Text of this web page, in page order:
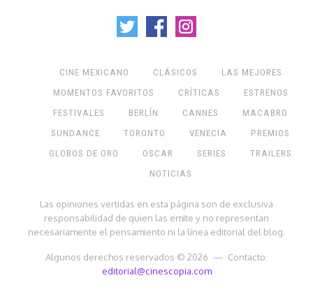
CINE MEXICANO CLÁSICOS
LAS MEJORES
MOMENTOS FAVORITOS
CRÍTICAS
ESTRENOS
FESTIVALES
BERLÍN CANNES
MACABRO
SUNDANCE
TORONTO VENECIA
PREMIOS
GLOBOS DE ORO
OSCAR SERIES
TRAILERS
NOTICIAS
Las opiniones vertidas en esta página son de exclusiva
responsabilidad de quien las emite y no representan
necesariamente el pensamiento ni la línea editorial del blog.
Algunos derechos reservados © 2026 — Contacto:
editorial@cinescopia.com